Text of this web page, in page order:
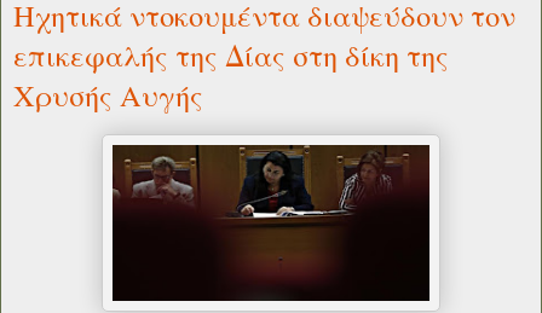
Ηχητικά ντοκουμέντα διαψεύδουν τον
επικεφαλής της Δίας στη δίκη της
Χρυσής Αυγής